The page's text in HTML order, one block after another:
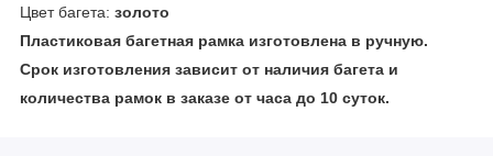
Цвет багета: золото
Пластиковая багетная рамка изготовлена в ручную.
Срок изготовления зависит от наличия багета и
количества рамок в заказе от часа до 10 суток.